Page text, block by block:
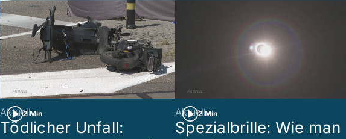
2 Min
Aktuell
Tödlicher Unfall:
2 Min
Aktuell
Spezialbrille: Wie man